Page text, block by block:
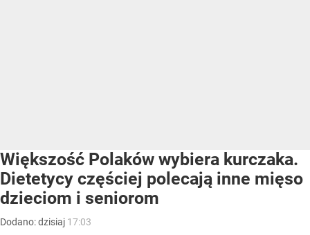
Większość Polaków wybiera kurczaka.
Dietetycy częściej polecają inne mięso
dzieciom i seniorom
Dodano:dzisiaj 17:03